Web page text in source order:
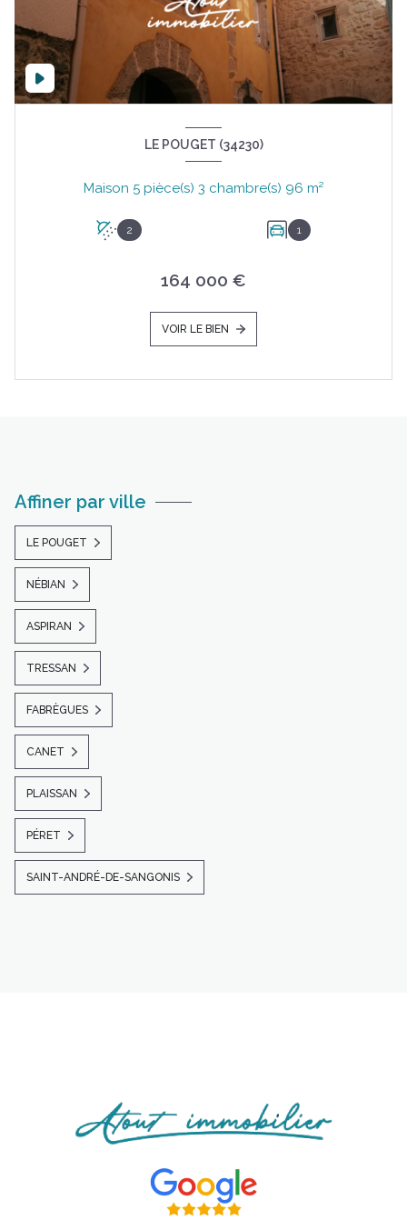
LE POUGET (34230)
Maison 5 pièce(s) 3 chambre(s) 96 m²
2 1
164 000 €
VOIR LE BIEN
Affiner par ville
LE POUGET
NÉBIAN
ASPIRAN
TRESSAN
FABRÈGUES
CANET
PLAISSAN
PÉRET
SAINT-ANDRÉ-DE-SANGONIS